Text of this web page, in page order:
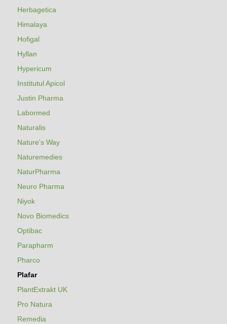
Herbagetica
Himalaya
Hofigal
Hyllan
Hypericum
Institutul Apicol
Justin Pharma
Labormed
Naturalis
Nature's Way
Naturemedies
NaturPharma
Neuro Pharma
Niyok
Novo Biomedics
Optibac
Parapharm
Pharco
Plafar
PlantExtrakt UK
Pro Natura
Remedia